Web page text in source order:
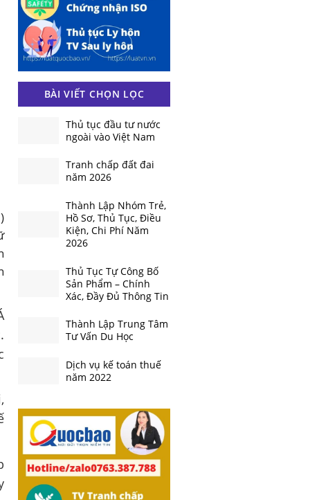
BÀI VIẾT CHỌN LỌC
Thủ tục đầu tư nước
ngoài vào Việt Nam
Tranh chấp đất đai
năm 2026
Thành Lập Nhóm Trẻ,
Hồ Sơ, Thủ Tục, Điều
Kiện, Chi Phí Năm
2026
Thủ Tục Tự Công Bố
Sản Phẩm – Chính
Xác, Đầy Đủ Thông Tin
Thành Lập Trung Tâm
Tư Vấn Du Học
Dịch vụ kế toán thuế
năm 2022